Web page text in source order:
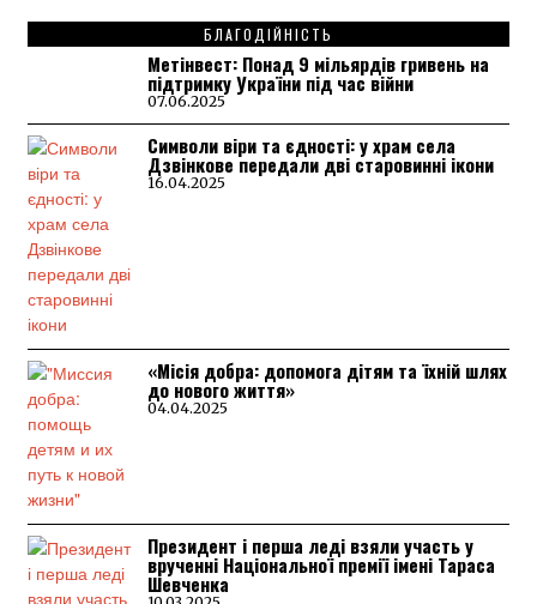
БЛАГОДІЙНІСТЬ
Метінвест: Понад 9 мільярдів гривень на
підтримку України під час війни
07.06.2025
Символи віри та єдності: у храм села
Дзвінкове передали дві старовинні ікони
16.04.2025
«Місія добра: допомога дітям та їхній шлях
до нового життя»
04.04.2025
Президент і перша леді взяли участь у
врученні Національної премії імені Тараса
Шевченка